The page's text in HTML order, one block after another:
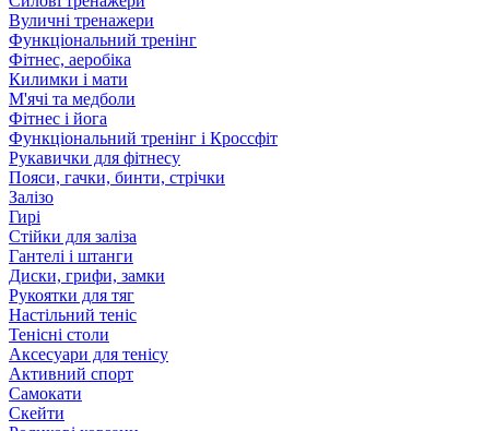
Вуличні тренажери
Функціональний тренінг
Фітнес, аеробіка
Килимки і мати
М'ячі та медболи
Фітнес і йога
Функціональний тренінг і Кроссфіт
Рукавички для фітнесу
Пояси, гачки, бинти, стрічки
Залізо
Гирі
Стійки для заліза
Гантелі і штанги
Диски, грифи, замки
Рукоятки для тяг
Настільний теніс
Тенісні столи
Аксесуари для тенісу
Активний спорт
Самокати
Скейти